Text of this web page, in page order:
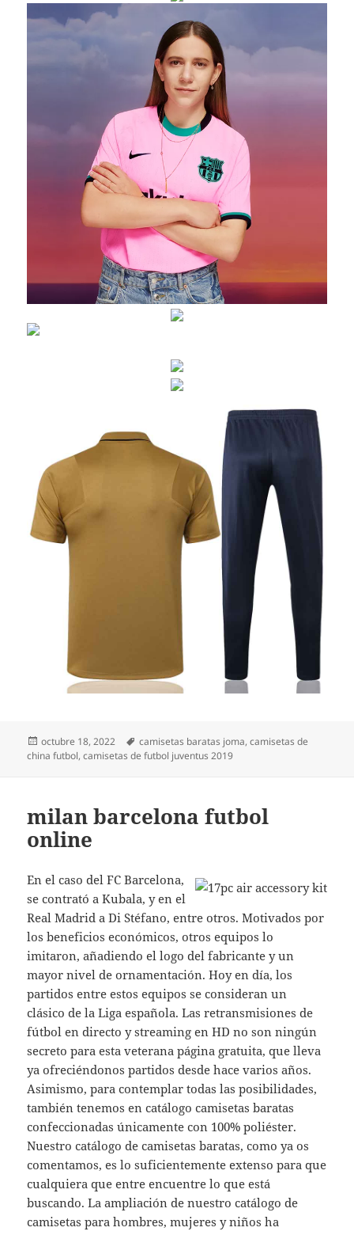
Publicado
el
octubre 18, 2022 Etiquetas
camisetas baratas joma,camisetas de
china futbol,camisetas de futbol juventus 2019
milan barcelona futbol
online
En el caso del FC Barcelona,
se contrató a Kubala, y en el
Real Madrid a Di Stéfano, entre otros. Motivados por
los beneficios económicos, otros equipos lo
imitaron, añadiendo el logo del fabricante y un
mayor nivel de ornamentación. Hoy en día, los
partidos entre estos equipos se consideran un
clásico de la Liga española. Las retransmisiones de
fútbol en directo y streaming en HD no son ningún
secreto para esta veterana página gratuita, que lleva
ya ofreciéndonos partidos desde hace varios años.
Asimismo, para contemplar todas las posibilidades,
también tenemos en catálogo camisetas baratas
confeccionadas únicamente con 100% poliéster.
Nuestro catálogo de camisetas baratas, como ya os
comentamos, es lo suficientemente extenso para que
cualquiera que entre encuentre lo que está
buscando. La ampliación de nuestro catálogo de
camisetas para hombres, mujeres y niños ha